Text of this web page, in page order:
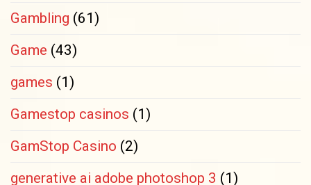
Gambling (61)
Game (43)
games (1)
Gamestop casinos (1)
GamStop Casino (2)
generative ai adobe photoshop 3 (1)